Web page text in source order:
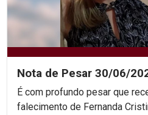
Nota de Pesar 30/06/
É com profundo pesar que
falecimento de Fernanda